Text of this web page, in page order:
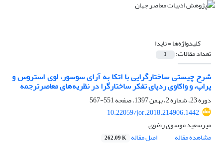
کلیدواژه‌ها =نایدا
تعداد مقالات: 1
شرح چیستی ساختارگرایی با اتکا به آرای سوسور، لوی استروس و
پراپ، و واکاوی ردپای تفکر ساختارگرا در نظریه‌های معاصرترجمه
دوره 23، شماره 2، بهمن 1397، صفحه
551-567
10.22059/jor.2018.214906.1442
میرسعید موسوی رضوی
مشاهده مقاله
اصل مقاله 262.09 K